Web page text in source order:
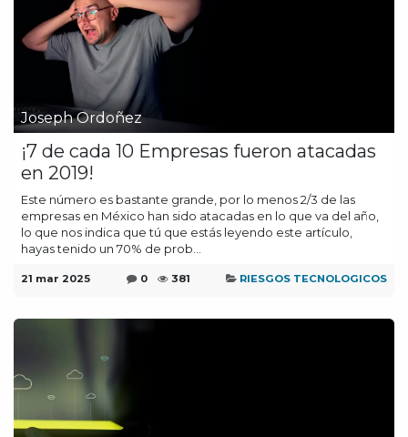
Joseph Ordoñez
¡7 de cada 10 Empresas fueron atacadas
en 2019!
Este número es bastante grande, por lo menos 2/3 de las
empresas en México han sido atacadas en lo que va del año,
lo que nos indica que tú que estás leyendo este artículo,
hayas tenido un 70% de prob...
21 mar 2025 0 381 RIESGOS TECNOLOGICOS